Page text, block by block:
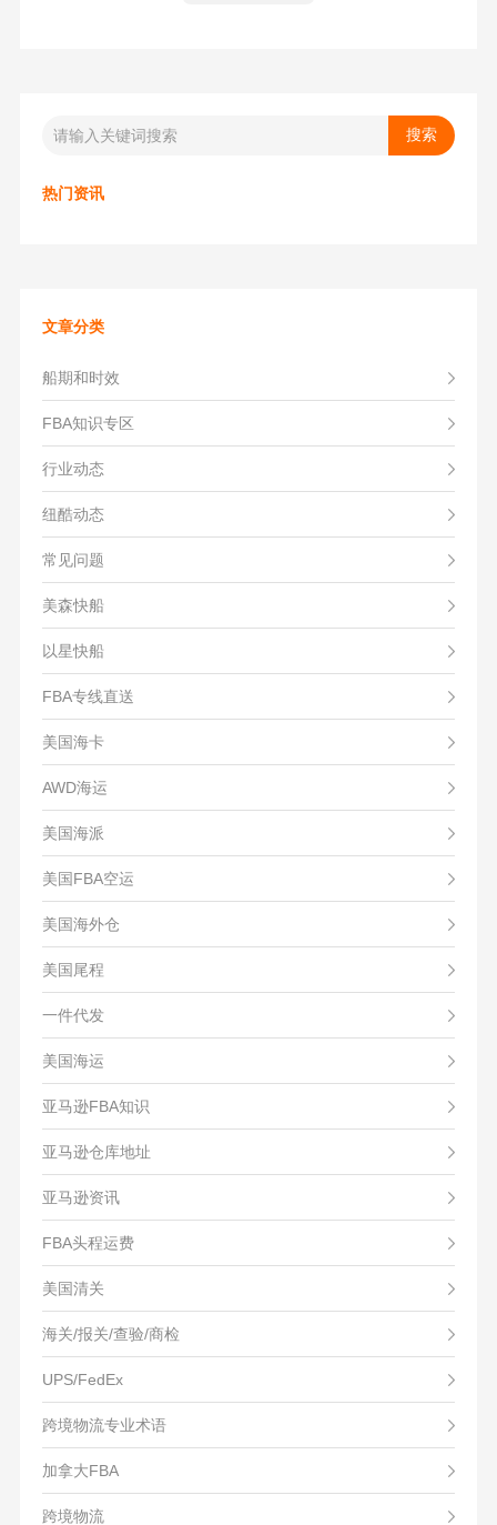
热门资讯
文章分类
船期和时效
FBA知识专区
行业动态
纽酷动态
常见问题
美森快船
以星快船
FBA专线直送
美国海卡
AWD海运
美国海派
美国FBA空运
美国海外仓
美国尾程
一件代发
美国海运
亚马逊FBA知识
亚马逊仓库地址
亚马逊资讯
FBA头程运费
美国清关
海关/报关/查验/商检
UPS/FedEx
跨境物流专业术语
加拿大FBA
跨境物流